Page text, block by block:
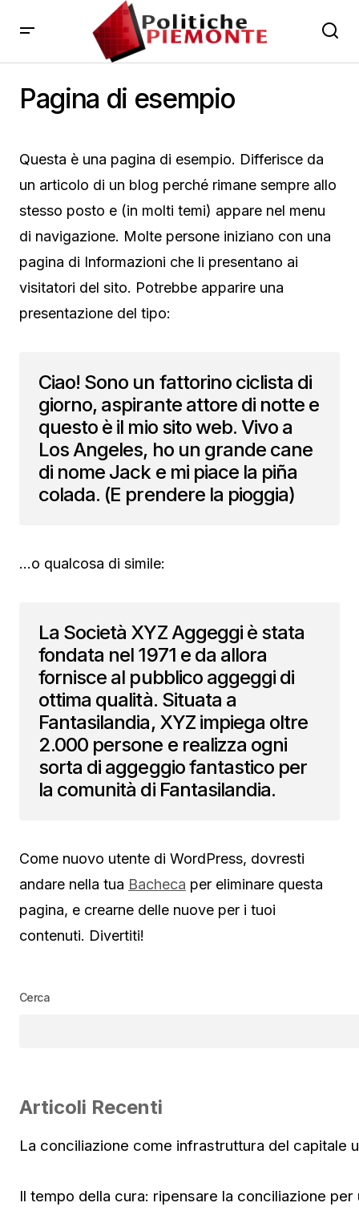
Pagina di esempio
Questa è una pagina di esempio. Differisce da
un articolo di un blog perché rimane sempre allo
stesso posto e (in molti temi) appare nel menu
di navigazione. Molte persone iniziano con una
pagina di Informazioni che li presentano ai
visitatori del sito. Potrebbe apparire una
presentazione del tipo:
Ciao! Sono un fattorino ciclista di
giorno, aspirante attore di notte e
questo è il mio sito web. Vivo a
Los Angeles, ho un grande cane
di nome Jack e mi piace la piña
colada. (E prendere la pioggia)
…o qualcosa di simile:
La Società XYZ Aggeggi è stata
fondata nel 1971 e da allora
fornisce al pubblico aggeggi di
ottima qualità. Situata a
Fantasilandia, XYZ impiega oltre
2.000 persone e realizza ogni
sorta di aggeggio fantastico per
la comunità di Fantasilandia.
Come nuovo utente di WordPress, dovresti
andare nella tua Bacheca per eliminare questa
pagina, e crearne delle nuove per i tuoi
contenuti. Divertiti!
Cerca
Articoli Recenti
La conciliazione come infrastruttura del capitale
Il tempo della cura: ripensare la conciliazione per